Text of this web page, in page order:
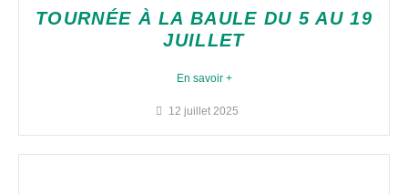
TOURNÉE À LA BAULE DU 5 AU 19
JUILLET
En savoir +
12 juillet 2025